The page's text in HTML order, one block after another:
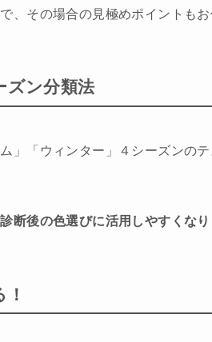
、その場合の見極めポイントもお
ズン分類法
」「ウィンター」４シーズンの
診断後の色選びに活用しやすくなり